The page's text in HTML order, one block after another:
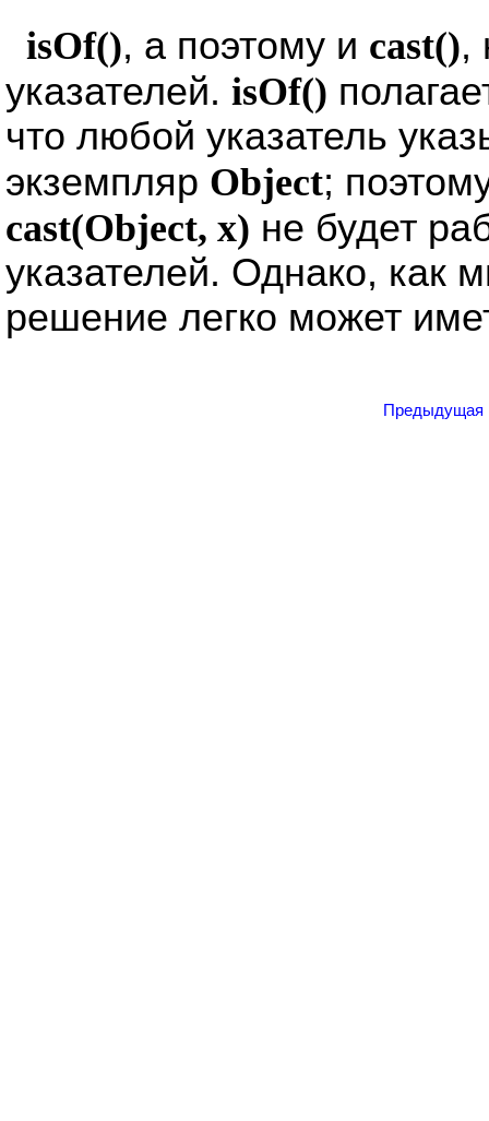
isOf(), а поэтому и cast(),
указателей. isOf()
что любой указатель
экземпляр Object;
cast(Object, x) не будет
указателей. Однако, как
решение легко может
Предыдущая